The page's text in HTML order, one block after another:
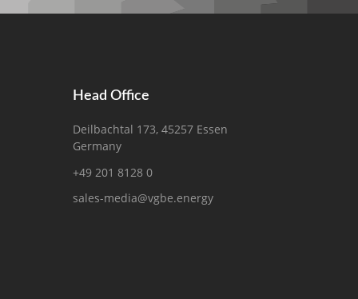
Head Office
Deilbachtal 173, 45257 Essen
Germany
+49 201 8128 0
sales-media@vgbe.energy